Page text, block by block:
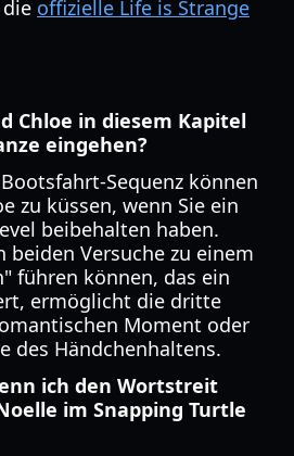
die offizielle Life is Strange
Chloe in diesem Kapitel
eingehen?
Sequenz können
zu küssen, wenn Sie ein
beibehalten haben.
beiden Versuche zu einem
führen können, das ein
ermöglicht die dritte
Moment oder
des Händchenhaltens.
ich den Wortstreit
im Snapping Turtle